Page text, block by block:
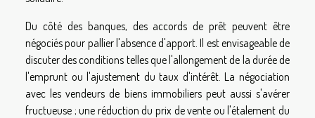
Du côté des banques, des accords de prêt peuvent être
négociés pour pallier l'absence d'apport. Il est envisageable de
discuter des conditions telles que l'allongement de la durée de
l'emprunt ou l'ajustement du taux d'intérêt. La négociation
avec les vendeurs de biens immobiliers peut aussi s'avérer
fructueuse ; une réduction du prix de vente ou l'étalement du